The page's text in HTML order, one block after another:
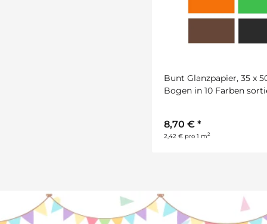
Bunt Glanzpapier, 35 x
Bogen in 10 Farben
8,70 € *
2,42 € pro 1 m2